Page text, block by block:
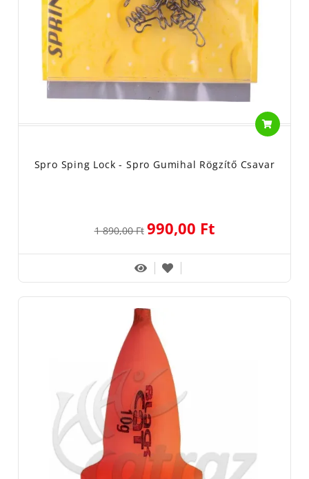
Spro Sping Lock - Spro Gumihal Rögzítő Csavar
1 890,00 Ft 990,00 Ft